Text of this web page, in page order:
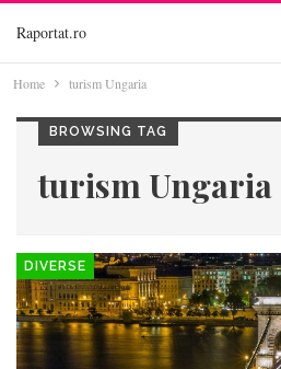
Raportat.ro
Home turism Ungaria
BROWSING TAG
turism Ungaria
DIVERSE